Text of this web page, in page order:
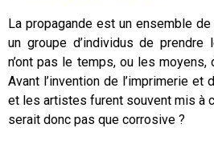
La propagande est un ensemble
un groupe d’individus de
n’ont pas le temps, ou les
Avant l’invention de l’imprimerie et
et les artistes furent souvent mis à
serait donc pas que corrosive ?